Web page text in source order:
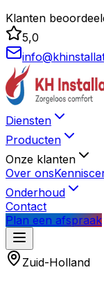
Klanten
5,0
Diensten
Producten
Onze klanten
Over ons
Onderhoud
Contact
Plan een afspraak
Zuid-Holland